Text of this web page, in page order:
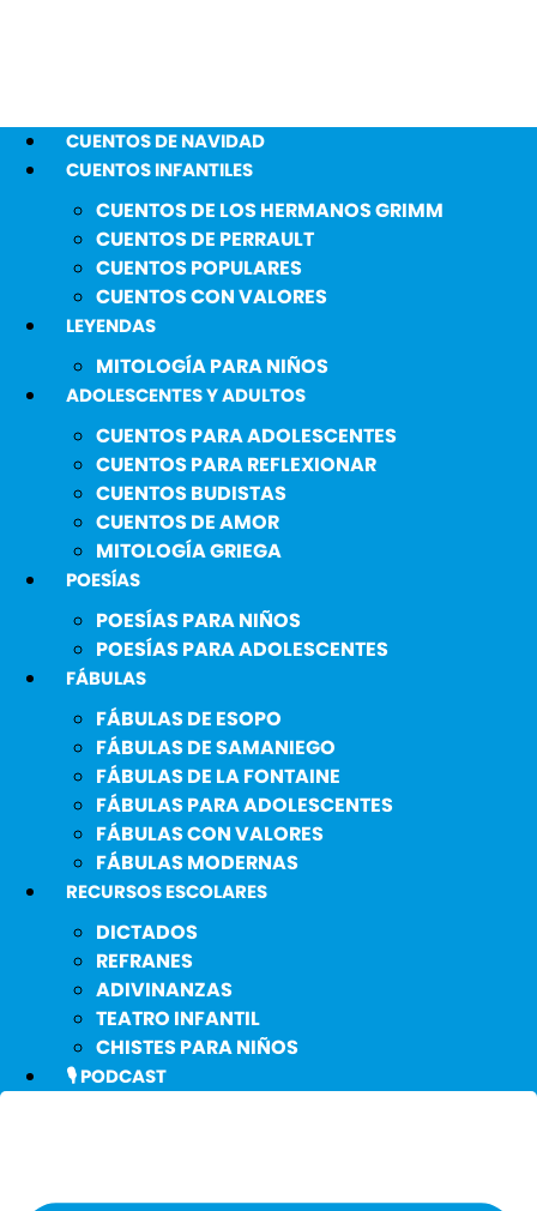
CUENTOS DE NAVIDAD
CUENTOS INFANTILES
CUENTOS DE LOS HERMANOS GRIMM
CUENTOS DE PERRAULT
CUENTOS POPULARES
CUENTOS CON VALORES
LEYENDAS
MITOLOGÍA PARA NIÑOS
ADOLESCENTES Y ADULTOS
CUENTOS PARA ADOLESCENTES
CUENTOS PARA REFLEXIONAR
CUENTOS BUDISTAS
CUENTOS DE AMOR
MITOLOGÍA GRIEGA
POESÍAS
POESÍAS PARA NIÑOS
POESÍAS PARA ADOLESCENTES
FÁBULAS
FÁBULAS DE ESOPO
FÁBULAS DE SAMANIEGO
FÁBULAS DE LA FONTAINE
FÁBULAS PARA ADOLESCENTES
FÁBULAS CON VALORES
FÁBULAS MODERNAS
RECURSOS ESCOLARES
DICTADOS
REFRANES
ADIVINANZAS
TEATRO INFANTIL
CHISTES PARA NIÑOS
🎙️ PODCAST